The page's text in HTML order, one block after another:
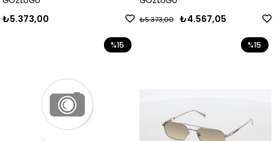
₺5.373,00 ₺4.567,05
₺5.373,00
%15 %15